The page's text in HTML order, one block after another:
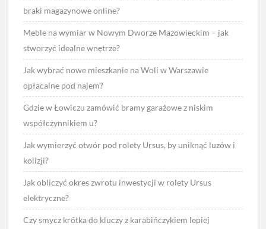
braki magazynowe online?
Meble na wymiar w Nowym Dworze Mazowieckim – jak
stworzyć idealne wnętrze?
Jak wybrać nowe mieszkanie na Woli w Warszawie
opłacalne pod najem?
Gdzie w Łowiczu zamówić bramy garażowe z niskim
współczynnikiem u?
Jak wymierzyć otwór pod rolety Ursus, by uniknąć luzów i
kolizji?
Jak obliczyć okres zwrotu inwestycji w rolety Ursus
elektryczne?
Czy smycz krótka do kluczy z karabińczykiem lepiej